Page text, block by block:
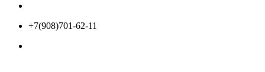
+7(908)701-62-11